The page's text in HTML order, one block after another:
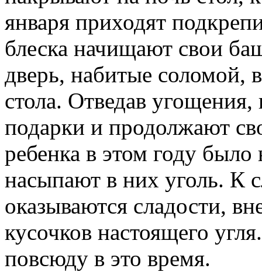
января приходят
блеска начищают свои
дверь, набитые соломой,
стола. Отведав
подарки и продолжают
ребенка в этом году
насыпают в них уголь. К
оказываются сладости,
кусочков настоящего
повсюду в это время.